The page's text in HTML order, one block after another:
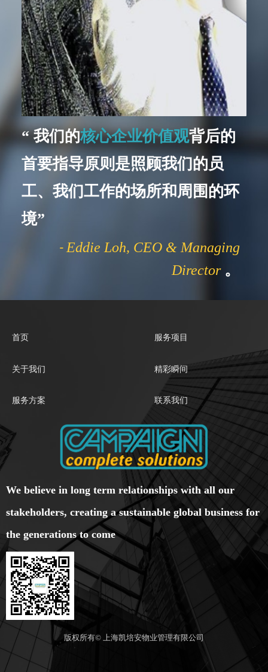
“我们的核心企业价值观背后的
首要指导原则是照顾我们的员
工、我们工作的场所和周围的环
境”
-Eddie Loh, CEO & Managing
Director 。
首页
关于我们
服务方案
服务项目
精彩瞬间
联系我们
版权所有© 上海凯培安物业管理有限公司
We believe in long term relationships with all our
stakeholders, creating a sustainable global business for
the generations to come